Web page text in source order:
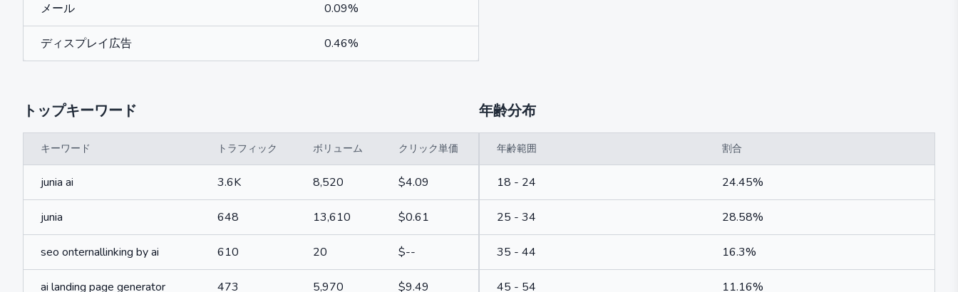
メール 0.09%
ディスプレイ広告 0.46%
トップキーワード
キーワード トラフィック ボリューム クリック単価
junia ai 3.6K 8,520 $4.09
junia 648 13,610 $0.61
seo onternallinking by ai 610 20 $--
ai landing page generator 473 5,970 $9.49
年齢分布
年齢範囲 割合
18 - 24 24.45%
25 - 34 28.58%
35 - 44 16.3%
45 - 54 11.16%